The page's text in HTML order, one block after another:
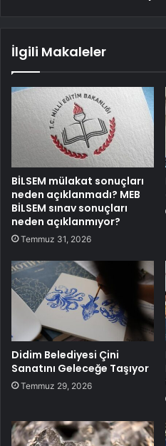
İlgili Makaleler
BİLSEM mülakat sonuçları
neden açıklanmadı? MEB
BİLSEM sınav sonuçları
neden açıklanmıyor?
Temmuz 31, 2026
Didim Belediyesi Çini
Sanatını Geleceğe Taşıyor
Temmuz 29, 2026